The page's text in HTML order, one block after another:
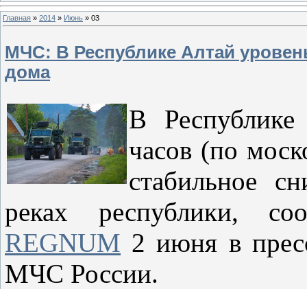
Главная » 2014 » Июнь » 03
МЧС: В Республике Алтай
дома
В
часов (по
стабильное
реках республики,
REGNUM 2 июня в
МЧС России.